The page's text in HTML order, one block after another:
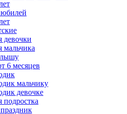
девочки
мальчика
6 месяцев
мальчику
девочке
подростка